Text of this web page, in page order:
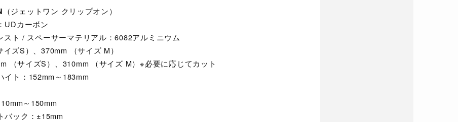
（ジェットワン クリップオン）
UDカーボン
スト / スペーサーマテリアル：6082アルミニウム
ズS）、370mm （サイズ M）
（サイズS）、310mm （サイズ M）※必要に応じてカット
イト：152mm～183mm
～150mm
バック：±15mm